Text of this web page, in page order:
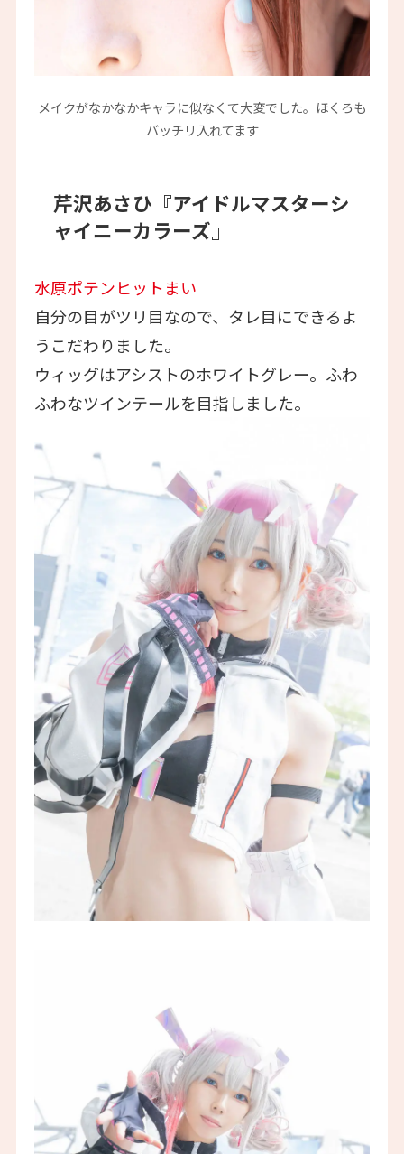
メイクがなかなかキャラに似なくて大変でした。ほくろも
バッチリ入れてます
芹沢あさひ『アイドルマスターシ
ャイニーカラーズ』
水原ポテンヒットまい
自分の目がツリ目なので、タレ目にできるよ
うこだわりました。
ウィッグはアシストのホワイトグレー。ふわ
ふわなツインテールを目指しました。